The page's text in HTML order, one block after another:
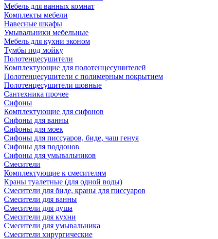
Мебель для ванных комнат
Комплекты мебели
Навесные шкафы
Умывальники мебельные
Мебель для кухни эконом
Тумбы под мойку
Полотенцесушители
Комплектующие для полотенцесушителей
Полотенцесушители с полимерным покрытием
Полотенцесушители шовные
Сантехника прочее
Сифоны
Комплектующие для сифонов
Сифоны для ванны
Сифоны для моек
Сифоны для писсуаров, биде, чаш генуя
Сифоны для поддонов
Сифоны для умывальников
Смесители
Комплектующие к смесителям
Краны туалетные (для одной воды)
Смесители для биде, краны для писсуаров
Смесители для ванны
Смесители для душа
Смесители для кухни
Смесители для умывальника
Смесители хирургические